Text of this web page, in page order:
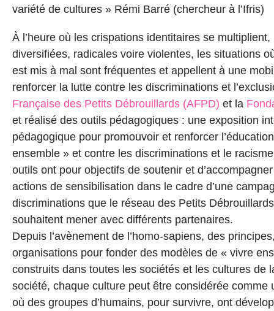
variété de cultures » Rémi Barré (chercheur à l’Ifris)
À l’heure où les crispations identitaires se
diversifiées, radicales voire violentes, les situations
est mis à mal sont fréquentes et appellent à une
renforcer la lutte contre les discriminations et
Française des Petits Débrouillards (AFPD) et la
et réalisé des outils pédagogiques : une exposition
pédagogique pour promouvoir et renforcer
ensemble » et contre les discriminations et le
outils ont pour objectifs de soutenir et
actions de sensibilisation dans le cadre d’une
discriminations que le réseau des Petits
souhaitent mener avec différents partenaires.
Depuis l’avènement de l’homo-sapiens, des
organisations pour fonder des modèles de « vivre
construits dans toutes les sociétés et les cultures de
société, chaque culture peut être considérée comme
où des groupes d’humains, pour survivre, ont